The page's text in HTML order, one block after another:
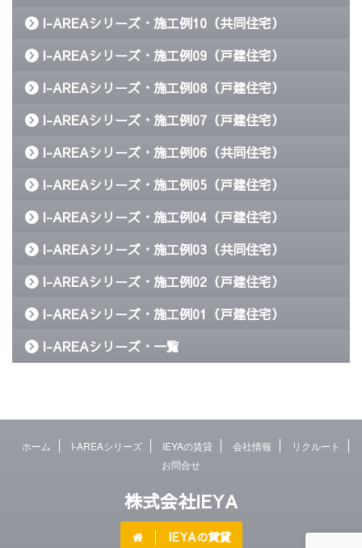
I-AREAシリーズ・施工例10（共同住宅）
I-AREAシリーズ・施工例09（戸建住宅）
I-AREAシリーズ・施工例08（戸建住宅）
I-AREAシリーズ・施工例07（戸建住宅）
I-AREAシリーズ・施工例06（共同住宅）
I-AREAシリーズ・施工例05（戸建住宅）
I-AREAシリーズ・施工例04（戸建住宅）
I-AREAシリーズ・施工例03（共同住宅）
I-AREAシリーズ・施工例02（戸建住宅）
I-AREAシリーズ・施工例01（戸建住宅）
I-AREAシリーズ・一覧
ホーム I-AREAシリーズ IEYAの賃貸 会社情報
リクルート
お問合せ
株式会社IEYA
IEYAの賃貸